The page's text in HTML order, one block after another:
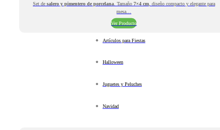
Set de salero y pimentero de porcelana. Tamaño 7×4 cm, diseño compacto y elegante para
mesa…
Ver Producto
Artículos para Fiestas
Halloween
Juguetes y Peluches
Navidad